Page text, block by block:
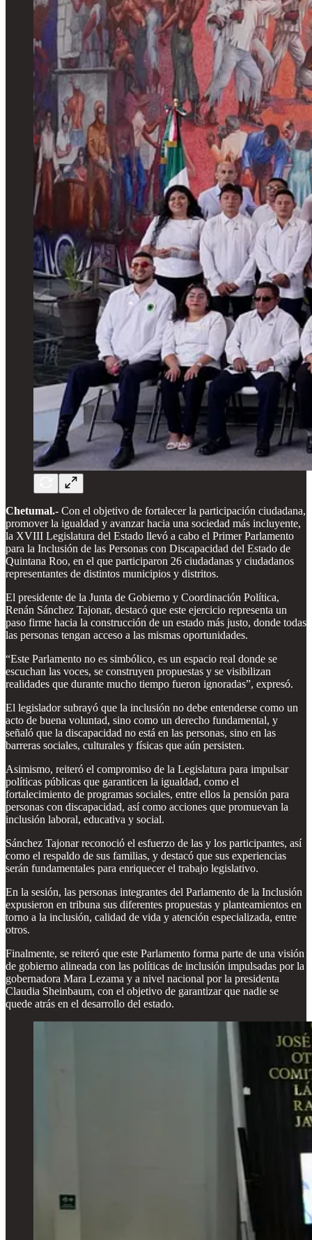
Chetumal.- Con el objetivo de fortalecer la participación ciudadana,
promover la igualdad y avanzar hacia una sociedad más incluyente,
la XVIII Legislatura del Estado llevó a cabo el Primer Parlamento
para la Inclusión de las Personas con Discapacidad del Estado de
Quintana Roo, en el que participaron 26 ciudadanas y ciudadanos
representantes de distintos municipios y distritos.
El presidente de la Junta de Gobierno y Coordinación Política,
Renán Sánchez Tajonar, destacó que este ejercicio representa un
paso firme hacia la construcción de un estado más justo, donde todas
las personas tengan acceso a las mismas oportunidades.
“Este Parlamento no es simbólico, es un espacio real donde se
escuchan las voces, se construyen propuestas y se visibilizan
realidades que durante mucho tiempo fueron ignoradas”, expresó.
El legislador subrayó que la inclusión no debe entenderse como un
acto de buena voluntad, sino como un derecho fundamental, y
señaló que la discapacidad no está en las personas, sino en las
barreras sociales, culturales y físicas que aún persisten.
Asimismo, reiteró el compromiso de la Legislatura para impulsar
políticas públicas que garanticen la igualdad, como el
fortalecimiento de programas sociales, entre ellos la pensión para
personas con discapacidad, así como acciones que promuevan la
inclusión laboral, educativa y social.
Sánchez Tajonar reconoció el esfuerzo de las y los participantes, así
como el respaldo de sus familias, y destacó que sus experiencias
serán fundamentales para enriquecer el trabajo legislativo.
En la sesión, las personas integrantes del Parlamento de la Inclusión
expusieron en tribuna sus diferentes propuestas y planteamientos en
torno a la inclusión, calidad de vida y atención especializada, entre
otros.
Finalmente, se reiteró que este Parlamento forma parte de una visión
de gobierno alineada con las políticas de inclusión impulsadas por la
gobernadora Mara Lezama y a nivel nacional por la presidenta
Claudia Sheinbaum, con el objetivo de garantizar que nadie se
quede atrás en el desarrollo del estado.